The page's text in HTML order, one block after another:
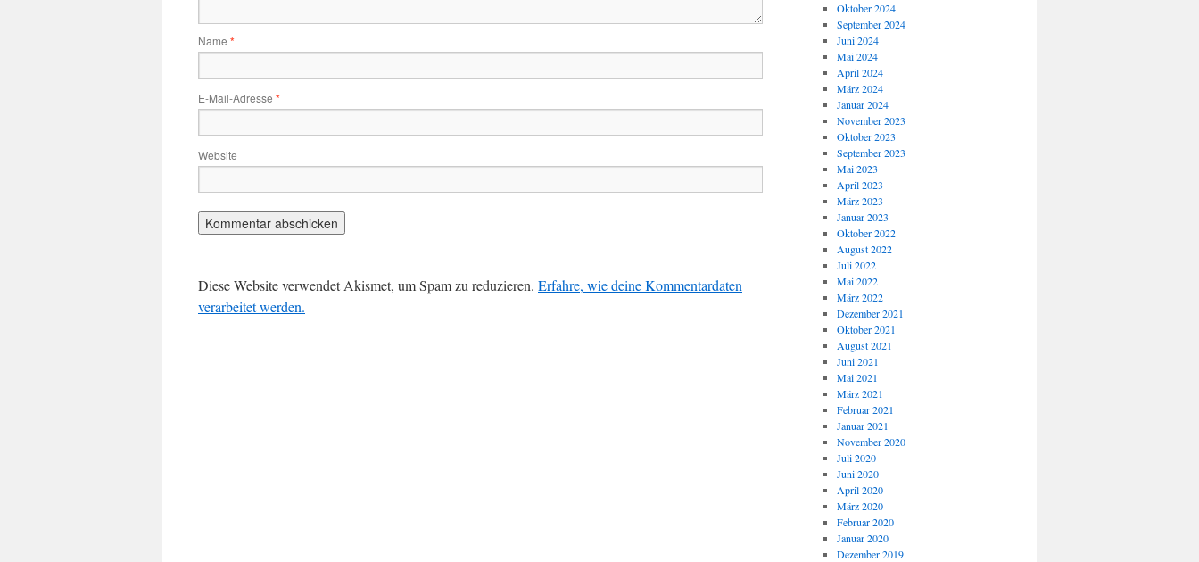
Name *
E-Mail-Adresse *
Website
Diese Website verwendet Akismet, um Spam zu reduzieren. Erfahre, wie deine Kommentardaten
verarbeitet werden.
Oktober 2024
September 2024
Juni 2024
Mai 2024
April 2024
März 2024
Januar 2024
November 2023
Oktober 2023
September 2023
Mai 2023
April 2023
März 2023
Januar 2023
Oktober 2022
August 2022
Juli 2022
Mai 2022
März 2022
Dezember 2021
Oktober 2021
August 2021
Juni 2021
Mai 2021
März 2021
Februar 2021
Januar 2021
November 2020
Juli 2020
Juni 2020
April 2020
März 2020
Februar 2020
Januar 2020
Dezember 2019